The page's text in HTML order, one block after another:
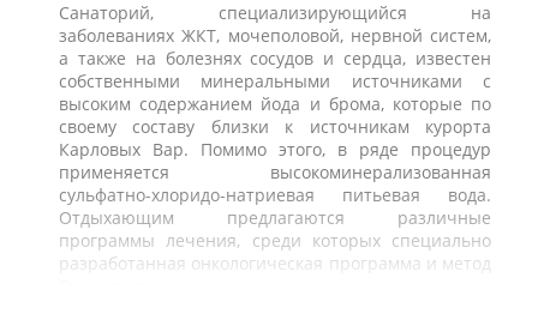
Санаторий, специализирующийся на
заболеваниях ЖКТ, мочеполовой, нервной систем,
а также на болезнях сосудов и сердца, известен
собственными минеральными источниками с
высоким содержанием йода и брома, которые по
своему составу близки к источникам курорта
Карловых Вар. Помимо этого, в ряде процедур
применяется высокоминерализованная
сульфатно-хлоридо-натриевая питьевая вода.
Отдыхающим предлагаются различные
программы лечения, среди которых специально
разработанная онкологическая программа и метод